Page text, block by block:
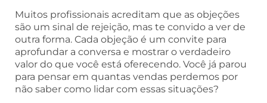
Muitos profissionais acreditam que as objeções
são um sinal de rejeição, mas te convido a ver de
outra forma. Cada objeção é um convite para
aprofundar a conversa e mostrar o verdadeiro
valor do que você está oferecendo. Você já parou
para pensar em quantas vendas perdemos por
não saber como lidar com essas situações?